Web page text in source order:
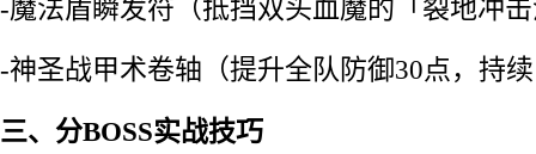
-魔法盾瞬发符（抵挡双头血魔的「裂地冲
-神圣战甲术卷轴（提升全队防御30点，持
三、分BOSS实战技巧